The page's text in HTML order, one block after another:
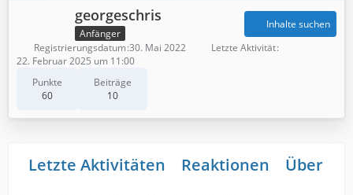
georgeschris
Anfänger
Punkte
60
Beiträge
10
Inhalte suchen
Registrierungsdatum 30. Mai 2022
Letzte Aktivität
22. Februar 2025 um 11:00
Letzte Aktivitäten Reaktionen Über